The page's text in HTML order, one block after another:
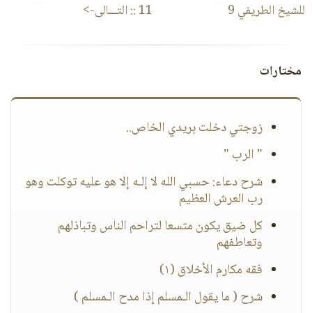
للشيخ الطريفي 9
11 :: التـــالى->
مختارات
زوجتي دخلت بريدي الخاص..
" الرب "
شرح دعاء: حسبي الله لا إلـه إلا هو عليه توكلت وهو
رب العرش العظيم
كل ضيق يكون متسعا لتراحم الناس وتباذلهم
وتعاطفهم
فقه مكارم الأخلاق (١)
شرح ( ما يقول الـمسلم إذا مدح الـمسلم )